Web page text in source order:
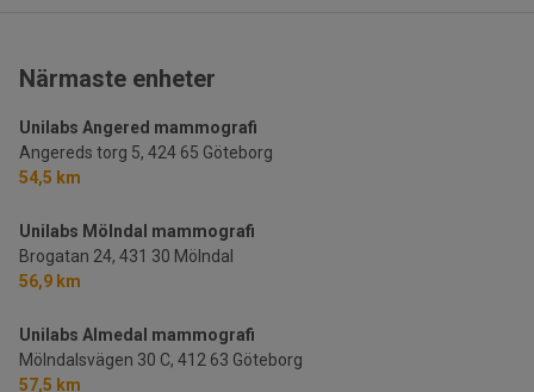
Närmaste enheter
Unilabs Angered mammografi
Angereds torg 5, 424 65 Göteborg
54,5 km
Unilabs Mölndal mammografi
Brogatan 24, 431 30 Mölndal
56,9 km
Unilabs Almedal mammografi
Mölndalsvägen 30 C, 412 63 Göteborg
57,5 km